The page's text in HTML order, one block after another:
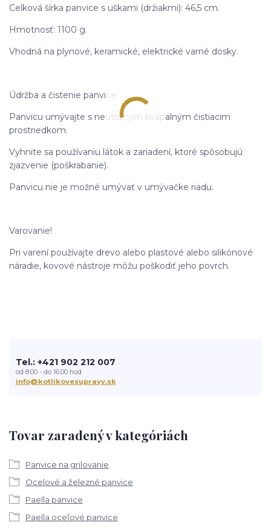
Celková šírka panvice s uškami (držiakmi): 46,5 cm.
Hmotnosť: 1100 g.
Vhodná na plynové, keramické, elektrické varné dosky.
Údržba a čistenie panvice:
Panvicu umývajte s neutrálnym kvapalným čistiacim
prostriedkom.
Vyhnite sa používaniu látok a zariadení, ktoré spôsobujú
zjazvenie (poškrabanie).
Panvicu nie je možné umývať v umývačke riadu.
Varovanie!
Pri varení používajte drevo alebo plastové alebo silikónové
náradie, kovové nástroje môžu poškodiť jeho povrch.
Tovar zaradený v kategóriách
Panvice na grilovanie
Ocelové a železné panvice
Paella panvice
Paella oceľové panvice
Tel.: +421 902 212 007
od 8:00 - do 16:00 hod
info@kotlikovesupravy.sk